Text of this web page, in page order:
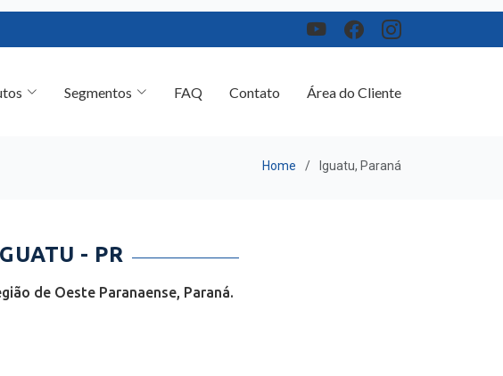
Home Iguatu, Paraná
- PR
de Oeste Paranaense, Paraná.